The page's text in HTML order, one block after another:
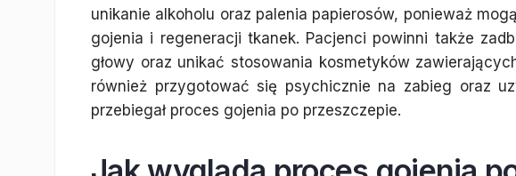
unikanie alkoholu oraz palenia papierosów, ponieważ
gojenia i regeneracji tkanek. Pacjenci powinni także
głowy oraz unikać stosowania kosmetyków
również przygotować się psychicznie na zabieg oraz
przebiegał proces gojenia po przeszczepie.